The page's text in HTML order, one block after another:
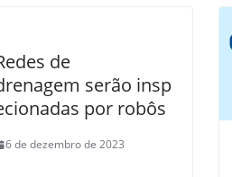
de
serão insp
por robôs
6 de dezembro de 2023